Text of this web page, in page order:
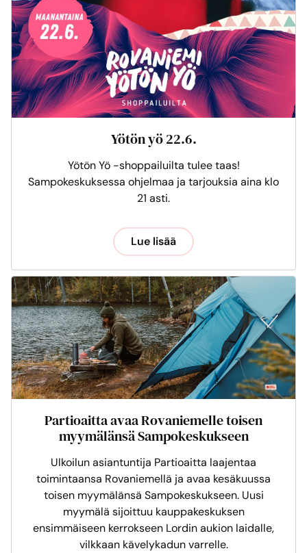
Yötön yö 22.6.
Yötön Yö -shoppailuilta tulee taas!
Sampokeskuksessa ohjelmaa ja tarjouksia aina klo
21 asti.
Lue lisää
Partioaitta avaa Rovaniemelle toisen
myymälänsä Sampokeskukseen
Ulkoilun asiantuntija Partioaitta laajentaa
toimintaansa Rovaniemellä ja avaa kesäkuussa
toisen myymälänsä Sampokeskukseen. Uusi
myymälä sijoittuu kauppakeskuksen
ensimmäiseen kerrokseen Lordin aukion laidalle,
vilkkaan kävelykadun varrelle.